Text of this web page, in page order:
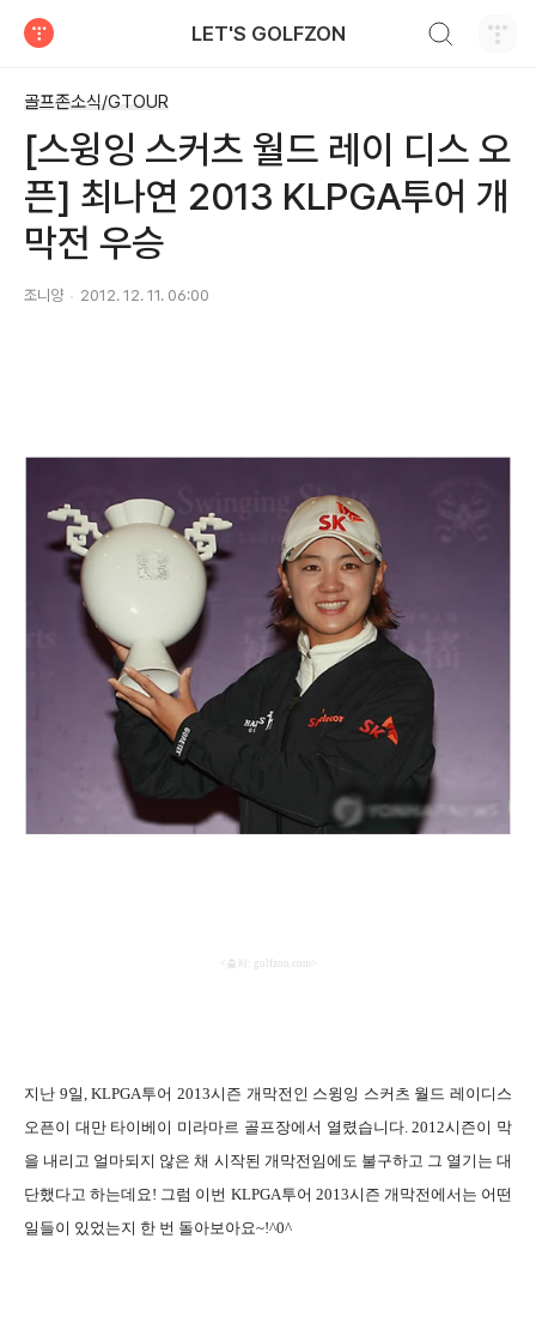
LET'S GOLFZON
골프존소식/GTOUR
[스윙잉 스커츠 월드 레이 디스 오
픈] 최나연 2013 KLPGA투어 개
막전 우승
조니양 2012. 12. 11. 06:00
출처 : golfzon.com>
지난 9일 , KLPGA투어 2013시즌 개막전인 스윙잉 스커츠 월드 레이디스
오픈이 대만 타이베이 미라마르 골프장에서 열렸습니다. 2012시즌이 막
을 내리고 얼마되지 않은 채 시작된 개막전임에도 불구하고 그 열기는 대
단했다고 하는데요 ! 그럼 이번 KLPGA투어 2013시즌 개막전에서는 어떤
일들이 있었는지 한 번 돌아보아요~!^0^